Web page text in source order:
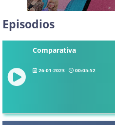
Episodios
Comparativa
26-01-2023 00:05:52